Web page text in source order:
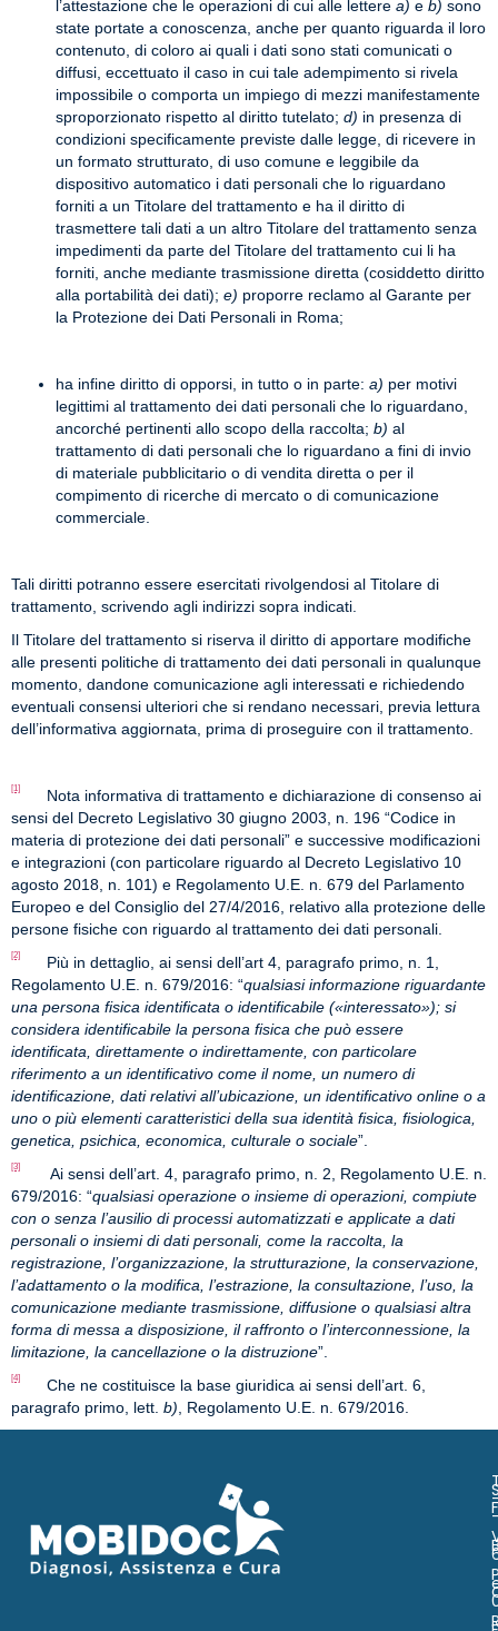
l’attestazione che le operazioni di cui alle lettere a) e b) sono
state portate a conoscenza, anche per quanto riguarda il loro
contenuto, di coloro ai quali i dati sono stati comunicati o
diffusi, eccettuato il caso in cui tale adempimento si rivela
impossibile o comporta un impiego di mezzi manifestamente
sproporzionato rispetto al diritto tutelato; d) in presenza di
condizioni specificamente previste dalle legge, di ricevere in
un formato strutturato, di uso comune e leggibile da
dispositivo automatico i dati personali che lo riguardano
forniti a un Titolare del trattamento e ha il diritto di
trasmettere tali dati a un altro Titolare del trattamento senza
impedimenti da parte del Titolare del trattamento cui li ha
forniti, anche mediante trasmissione diretta (cosiddetto diritto
alla portabilità dei dati); e) proporre reclamo al Garante per
la Protezione dei Dati Personali in Roma;
ha infine diritto di opporsi, in tutto o in parte: a) per motivi
legittimi al trattamento dei dati personali che lo riguardano,
ancorché pertinenti allo scopo della raccolta; b) al
trattamento di dati personali che lo riguardano a fini di invio
di materiale pubblicitario o di vendita diretta o per il
compimento di ricerche di mercato o di comunicazione
commerciale.
Tali diritti potranno essere esercitati rivolgendosi al Titolare di
trattamento, scrivendo agli indirizzi sopra indicati.
Il Titolare del trattamento si riserva il diritto di apportare modifiche
alle presenti politiche di trattamento dei dati personali in qualunque
momento, dandone comunicazione agli interessati e richiedendo
eventuali consensi ulteriori che si rendano necessari, previa lettura
dell’informativa aggiornata, prima di proseguire con il trattamento.
[1]
Nota informativa di trattamento e dichiarazione di consenso ai
sensi del Decreto Legislativo 30 giugno 2003, n. 196 “Codice in
materia di protezione dei dati personali” e successive modificazioni
e integrazioni (con particolare riguardo al Decreto Legislativo 10
agosto 2018, n. 101) e Regolamento U.E. n. 679 del Parlamento
Europeo e del Consiglio del 27/4/2016, relativo alla protezione delle
persone fisiche con riguardo al trattamento dei dati personali.
[2]
Più in dettaglio, ai sensi dell’art 4, paragrafo primo, n. 1,
Regolamento U.E. n. 679/2016: “qualsiasi informazione riguardante
una persona fisica identificata o identificabile («interessato»); si
considera identificabile la persona fisica che può essere
identificata, direttamente o indirettamente, con particolare
riferimento a un identificativo come il nome, un numero di
identificazione, dati relativi all’ubicazione, un identificativo online o a
uno o più elementi caratteristici della sua identità fisica, fisiologica,
genetica, psichica, economica, culturale o sociale”.
[3]
Ai sensi dell’art. 4, paragrafo primo, n. 2, Regolamento U.E. n.
679/2016: “qualsiasi operazione o insieme di operazioni, compiute
con o senza l’ausilio di processi automatizzati e applicate a dati
personali o insiemi di dati personali, come la raccolta, la
registrazione, l’organizzazione, la strutturazione, la conservazione,
l’adattamento o la modifica, l’estrazione, la consultazione, l’uso, la
comunicazione mediante trasmissione, diffusione o qualsiasi altra
forma di messa a disposizione, il raffronto o l’interconnessione, la
limitazione, la cancellazione o la distruzione”.
[4]
Che ne costituisce la base giuridica ai sensi dell’art. 6,
paragrafo primo, lett. b) , Regolamento U.E. n. 679/2016.